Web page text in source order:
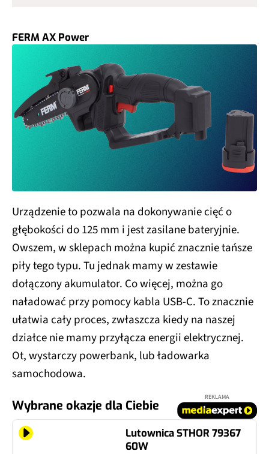
FERM AX Power
Urządzenie to pozwala na dokonywanie cięć o
głębokości do 125 mm i jest zasilane bateryjnie.
Owszem, w sklepach można kupić znacznie tańsze
piły tego typu. Tu jednak mamy w zestawie
dołączony akumulator. Co więcej, można go
naładować przy pomocy kabla USB-C. To znacznie
ułatwia cały proces, zwłaszcza kiedy na naszej
działce nie mamy przyłącza energii elektrycznej.
Ot, wystarczy powerbank, lub ładowarka
samochodowa.
Wybrane okazje dla Ciebie
REKLAMA
Lutownica STHOR 79367
60W